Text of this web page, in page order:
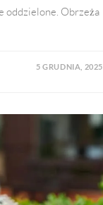
oddzielone. Obrzeża
5 GRUDNIA, 2025